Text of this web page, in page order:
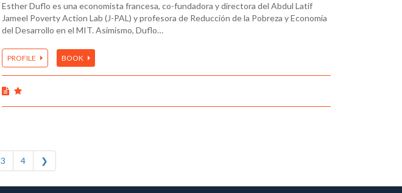
Esther Duflo es una economista francesa, co-fundadora y directora del Abdul Latif
Jameel Poverty Action Lab (J-PAL) y profesora de Reducción de la Pobreza y Economía
del Desarrollo en el MIT. Asimismo, Duflo…
PROFILE BOOK
3 4 ❯